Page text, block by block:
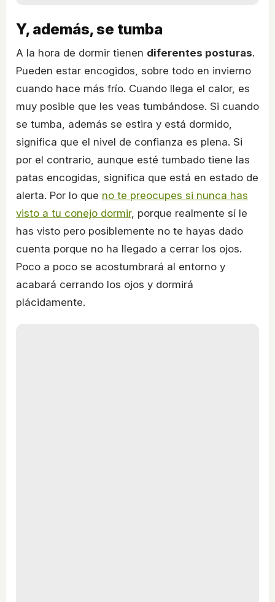
Y, además, se tumba
A la hora de dormir tienen diferentes posturas.
Pueden estar encogidos, sobre todo en invierno
cuando hace más frío. Cuando llega el calor, es
muy posible que les veas tumbándose. Si cuando
se tumba, además se estira y está dormido,
significa que el nivel de confianza es plena. Si
por el contrario, aunque esté tumbado tiene las
patas encogidas, significa que está en estado de
alerta. Por lo que no te preocupes si nunca has
visto a tu conejo dormir, porque realmente sí le
has visto pero posiblemente no te hayas dado
cuenta porque no ha llegado a cerrar los ojos.
Poco a poco se acostumbrará al entorno y
acabará cerrando los ojos y dormirá
plácidamente.